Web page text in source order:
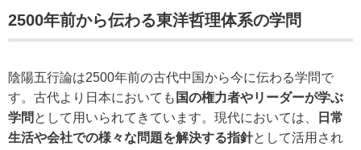
2500年前から伝わる東洋哲理体系の学問
陰陽五行論は2500年前の古代中国から今に伝わる学問で
す。古代より日本においても 国の権力者やリーダーが学ぶ
学問 として用いられてきています。現代においては、
日常
生活や会社での様々な問題を解決する指針として活用され